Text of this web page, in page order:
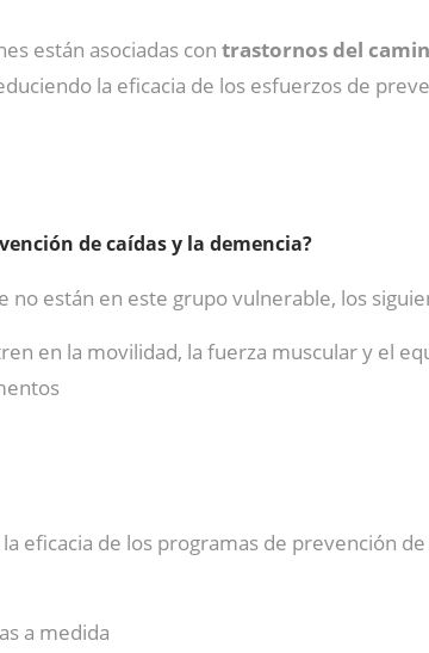
están asociadas con trastornos del
la eficacia de los esfuerzos de
de caídas y la demencia?
no están en este grupo vulnerable, los
en la movilidad, la fuerza muscular y el
eficacia de los programas de prevención
a medida